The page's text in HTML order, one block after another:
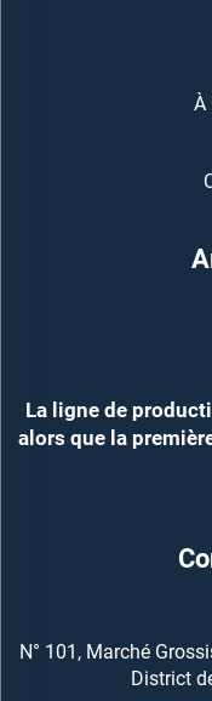
À
La ligne de
alors que la
N° 101, Marché
District